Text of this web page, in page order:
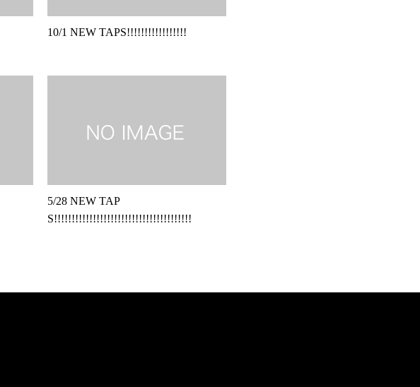
10/1 NEW TAPS!!!!!!!!!!!!!!!!!
5/28 NEW TAP
S!!!!!!!!!!!!!!!!!!!!!!!!!!!!!!!!!!!!!!!